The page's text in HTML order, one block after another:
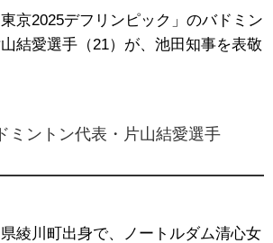
京2025デフリンピック」のバドミン
結愛選手（21）が、池田知事を表敬
ミントン代表・片山結愛選手
綾川町出身で、ノートルダム清心女